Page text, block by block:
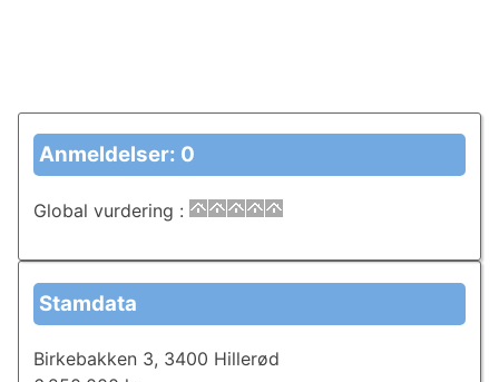
Anmeldelser: 0
Global vurdering :
Stamdata
Birkebakken 3, 3400 Hillerød